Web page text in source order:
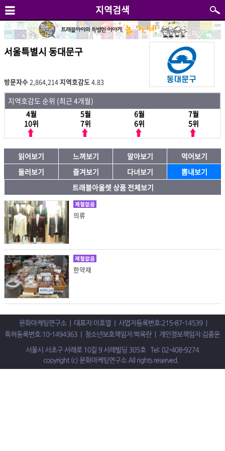
지역검색
서울특별시 동대문구
방문자수2,864,214지역호감도4.83
지역호감도 순위 (최근 4개월)
4월
10위
5월
7위
6월
6위
7월
5위
읽어보기 느껴보기 알아보기
먹어보기
둘러보기
즐겨보기 다녀보기
뽐내보기
트래블아울렛 상품 전체보기
제철없음
의류
제철없음
한약재